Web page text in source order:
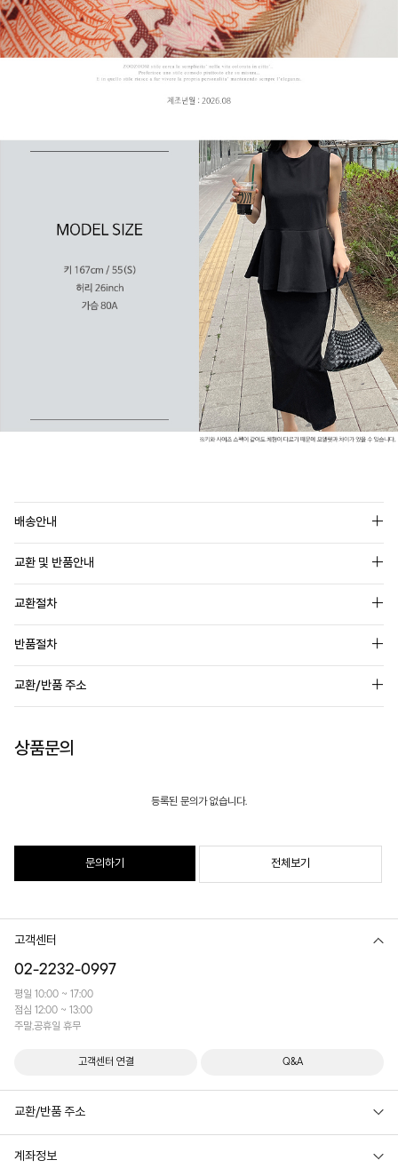
배송안내
교환 및 반품안내
교환절차
반품절차
교환/반품 주소
상품문의
등록된 문의가 없습니다.
문의하기 전체보기
고객센터
02-2232-0997
평일 10:00 ~ 17:00
점심 12:00 ~ 13:00
주말,공휴일 휴무
고객센터 연결 Q&A
교환/반품 주소
계좌정보